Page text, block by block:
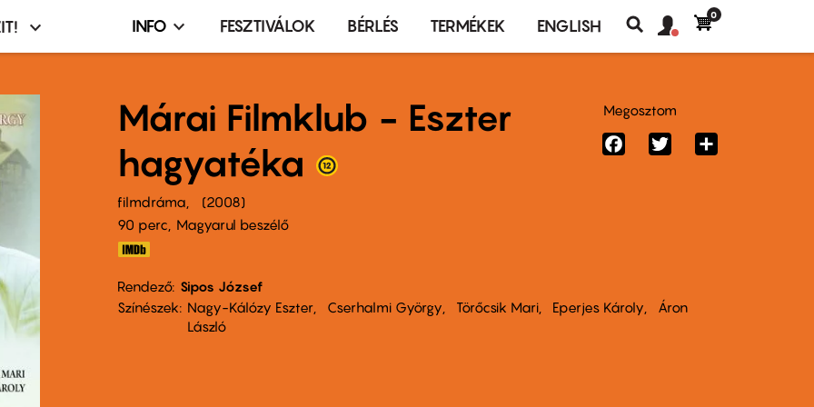
Infó,
terembérlés
menü
INFO FESZTIVÁLOK BÉRLÉS TERMÉKEK ENGLISH
Keresés
fiók
Felhasználói
0
Márai Filmklub - Eszter
hagyatéka
filmdráma
2008
90 perc,
Magyarul beszélő
Rendező Sipos József
Színészek
Nagy-Kálózy Eszter Cserhalmi György Törőcsik Mari Eperjes Károly
Áron
László
Megosztom
FacebookTwitter